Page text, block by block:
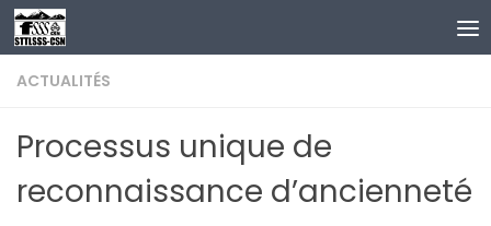
Au dessous du contenu
ACTUALITÉS
Processus unique de
reconnaissance d’ancienneté